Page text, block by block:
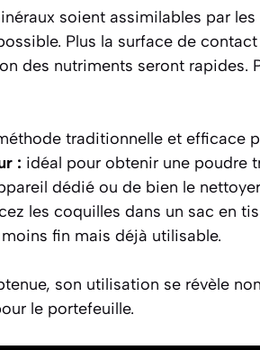
soient assimilables par
Plus la surface de
des nutriments seront rapides.
traditionnelle et efficace
: idéal pour obtenir une poudre
dédié ou de bien le
les coquilles dans un sac en
fin mais déjà utilisable.
son utilisation se révèle
le portefeuille.